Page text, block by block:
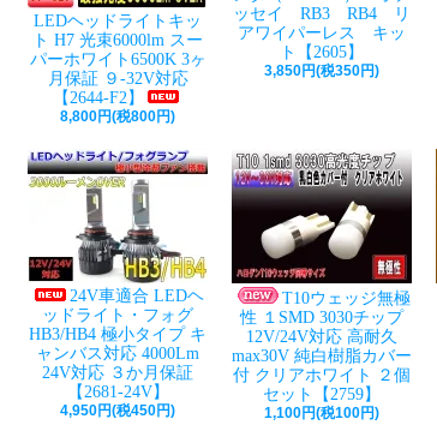
LEDヘッドライトキッ
ト H7 光束6000lm スー
パーホワイト6500K 3ヶ
月保証 ９-32V対応
【2644-F2】
8,800円(税800円)
ッセイ RB3 RB4 リ
アワイパーレス キッ
ト【2605】
3,850円(税350円)
24V車適合 LEDヘ
ッドライト・フォグ
HB3/HB4 極小タイプ キ
ャンバス対応 4000Lm
24V対応 ３か月保証
【2681-24V】
4,950円(税450円)
T10ウェッジ無極
性 １SMD 3030チップ
12V/24V対応 高耐久
max30V 純白樹脂カバー
付 クリアホワイト ２個
セット【2759】
1,100円(税100円)